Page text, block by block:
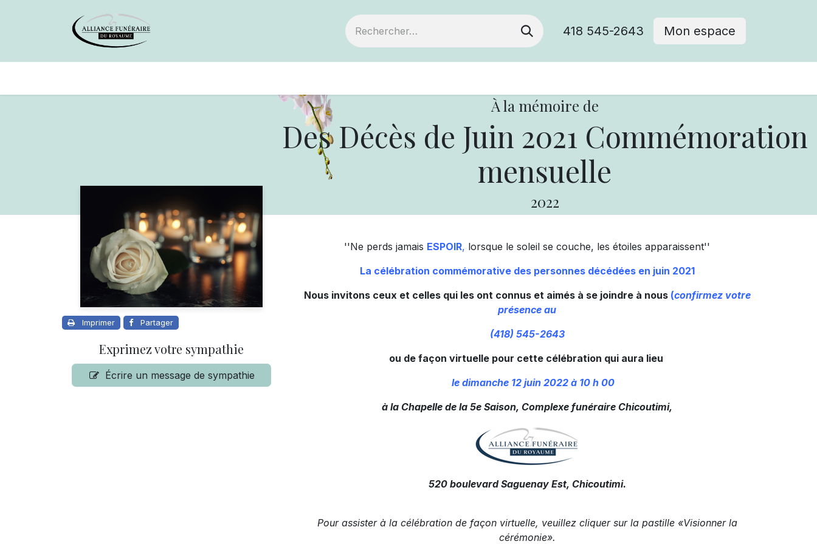
418 545-2643 Mon espace
À la mémoire de
Des Décès de Juin 2021 Commémoration
mensuelle
2022
Imprimer Partager
Exprimez votre sympathie
Écrire un message de sympathie
''Ne perds jamais ESPOIR, lorsque le soleil se couche, les étoiles apparaissent''
La célébration commémorative des personnes décédées en juin 2021
Nous invitons ceux et celles qui les ont connus et aimés à se joindre à nous (confirmez votre
présence au
(418) 545-2643
ou de façon virtuelle pour cette célébration qui aura lieu
le dimanche 12 juin 2022 à 10 h 00
à la Chapelle de la 5e Saison, Complexe funéraire Chicoutimi,
520 boulevard Saguenay Est, Chicoutimi.
Pour assister à la célébration de façon virtuelle, veuillez cliquer sur la pastille «Visionner la
cérémonie».